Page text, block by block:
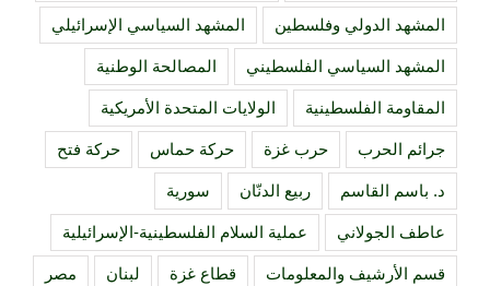
المشهد الدولي وفلسطين المشهد السياسي الإسرائيلي
المشهد السياسي الفلسطيني المصالحة الوطنية
المقاومة الفلسطينية الولايات المتحدة الأمريكية
جرائم الحرب حرب غزة حركة حماس حركة فتح
د. باسم القاسم ربيع الدنّان سورية
عاطف الجولاني عملية السلام الفلسطينية-الإسرائيلية
قسم الأرشيف والمعلومات قطاع غزة لبنان مصر